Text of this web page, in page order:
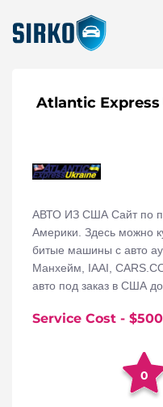
Atlantic Express
АВТО ИЗ США Сайт по
Америки. Здесь можно
битые машины с авто
Манхейм, IAAI,
авто под заказ в США
Service Cost - $500
0